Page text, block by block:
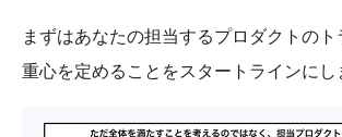
まずはあなたの担当するプロダクトの
重心を定めることをスタートラインにし